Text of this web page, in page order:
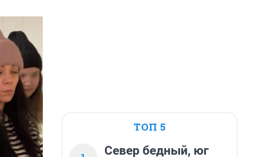
ТОП 5
Север бедный, юг